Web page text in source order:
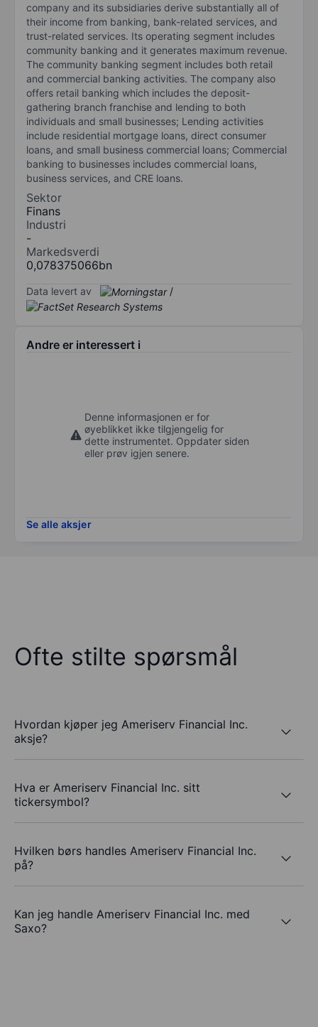
company and its subsidiaries derive substantially all of
their income from banking, bank-related services, and
trust-related services. Its operating segment includes
community banking and it generates maximum revenue.
The community banking segment includes both retail
and commercial banking activities. The company also
offers retail banking which includes the deposit-
gathering branch franchise and lending to both
individuals and small businesses; Lending activities
include residential mortgage loans, direct consumer
loans, and small business commercial loans; Commercial
banking to businesses includes commercial loans,
business services, and CRE loans.
Sektor
Finans
Industri
-
Markedsverdi
0,078375066bn
Data levert av /
Andre er interessert i
Denne informasjonen er for
øyeblikket ikke tilgjengelig for
dette instrumentet. Oppdater siden
eller prøv igjen senere.
Se alle aksjer
Ofte stilte spørsmål
Hvordan kjøper jeg Ameriserv Financial Inc.
aksje?
Hva er Ameriserv Financial Inc. sitt
tickersymbol?
Hvilken børs handles Ameriserv Financial Inc.
på?
Kan jeg handle Ameriserv Financial Inc. med
Saxo?